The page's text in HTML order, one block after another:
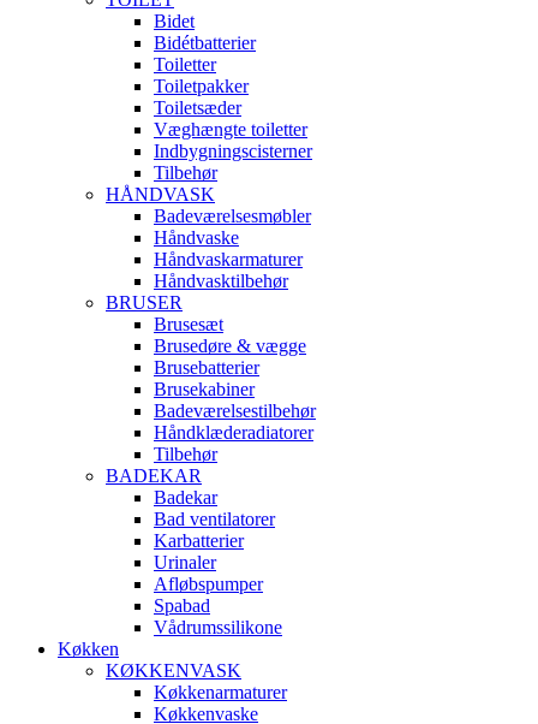
Bidet
Bidétbatterier
Toiletter
Toiletpakker
Toiletsæder
Væghængte toiletter
Indbygningscisterner
Tilbehør
HÅNDVASK
Badeværelsesmøbler
Håndvaske
Håndvaskarmaturer
Håndvasktilbehør
BRUSER
Brusesæt
Brusedøre & vægge
Brusebatterier
Brusekabiner
Badeværelsestilbehør
Håndklæderadiatorer
Tilbehør
BADEKAR
Badekar
Bad ventilatorer
Karbatterier
Urinaler
Afløbspumper
Spabad
Vådrumssilikone
Køkken
KØKKENVASK
Køkkenarmaturer
Køkkenvaske